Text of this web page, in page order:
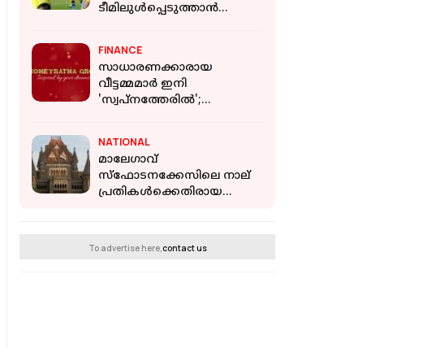
ടീമിലുള്‍പ്പെടുത്താന്‍
FINANCE
സാധാരണക്കാരായ
വീട്ടമ്മമാർ ഇനി
'സ്വപ്നത്തേരിൽ';
NATIONAL
മാലേഗാവ്
സ്‌ഫോടനക്കേസിലെ നാല്
പ്രതികൾക്കെതിരായ
To advertise here, contact us